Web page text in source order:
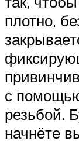
плотно,
с
резьбой.
начнёте